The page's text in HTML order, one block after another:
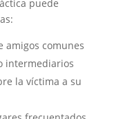
puede
amigos comunes
intermediarios
la víctima a su